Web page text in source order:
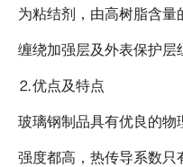
为粘结剂，由高树脂含量
缠绕加强层及外表保护层
⒉优点及特点
玻璃钢制品具有优良的物
强度都高，热传导系数只